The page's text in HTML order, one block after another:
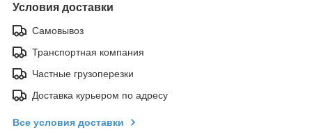
Условия доставки
Самовывоз
Транспортная компания
Частные грузоперезки
Доставка курьером по адресу
Все условия доставки